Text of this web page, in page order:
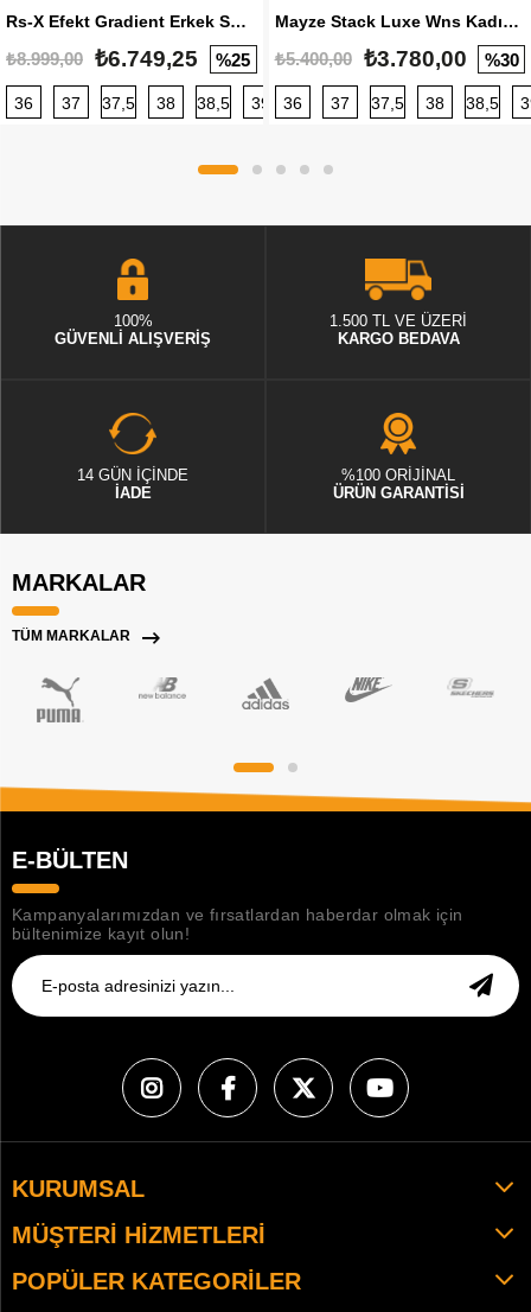
Rs-X Efekt Gradient Erkek Sneaker
₺8.999,00 ₺6.749,25 %25
36 37 37,5 38 38,5 39 40 40,5 41 42 42,5
Mayze Stack Luxe Wns Kadın Sneaker
₺5.400,00 ₺3.780,00 %30
36 37 37,5 38 38,5
100%
GÜVENLİ ALIŞVERİŞ
1.500 TL VE ÜZERİ
KARGO BEDAVA
14 GÜN İÇİNDE
İADE
%100 ORİJİNAL
ÜRÜN GARANTİSİ
MARKALAR
TÜM MARKALAR
E-BÜLTEN
Kampanyalarımızdan ve fırsatlardan haberdar olmak için
bültenimize kayıt olun!
KURUMSAL
MÜŞTERI HIZMETLERI
POPÜLER KATEGORILER